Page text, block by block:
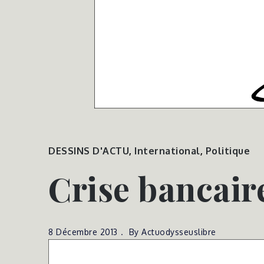
DESSINS D'ACTU, International, Politique
Crise
8 Décembre 2013 By Actuodysseuslibre